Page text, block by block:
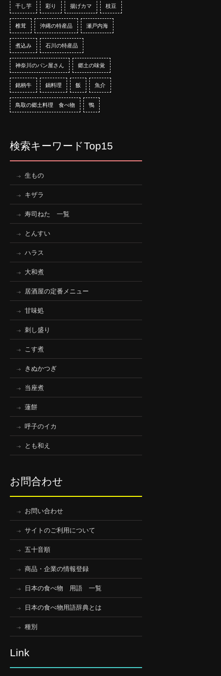
干し芋 彩り 揚げカマ 枝豆
椎茸 沖縄の特産品 瀬戸内海
煮込み 石川の特産品
神奈川のパン屋さん 郷土の味覚
銘柄牛 鍋料理 飯 魚介
鳥取の郷土料理 食べ物 鴨
検索キーワードTop15
生もの
キザラ
寿司ねた 一覧
とんすい
ハラス
大和煮
居酒屋の定番メニュー
甘味処
刺し盛り
こす煮
きぬかつぎ
当座煮
蓮餅
呼子のイカ
とも和え
お問合わせ
お問い合わせ
サイトのご利用について
五十音順
商品・企業の情報登録
日本の食べ物 用語 一覧
日本の食べ物用語辞典とは
種別
Link